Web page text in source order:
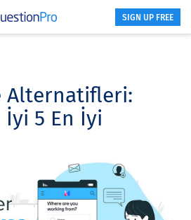
SIGN UP FREE
Alternatifleri:
5 En İyi